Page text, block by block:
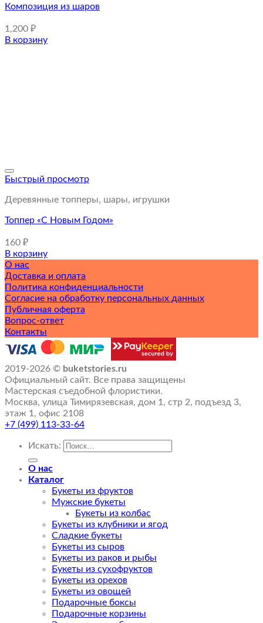
Композиция из шаров
1,200 ₽
В корзину
Быстрый просмотр
Деревянные топперы, шары, игрушки
Топпер «С Новым Годом»
160 ₽
В корзину
О нас
Доставка и оплата
Политика конфиденциальности
Согласие на обработку персональных данных
Публичная оферта
Вопрос-ответ
Контакты
2019-2026 © buketstories.ru
Официальный сайт. Все права защищены
Мастерская съедобной флористики.
Москва, улица Тимирязевская, дом 1, стр 2, подъезд 3,
этаж 1, офис 2108
+7 (499) 113-33-64
Искать:
О нас
Каталог
Букеты из фруктов
Мужские букеты
Букеты из колбас
Букеты из клубники и ягод
Сладкие букеты
Букеты из сыров
Букеты из раков и рыбы
Букеты из сухофруктов
Букеты из орехов
Букеты из овощей
Подарочные боксы
Подарочные корзины